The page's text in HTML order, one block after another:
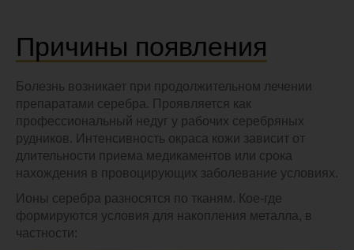
Причины появления
Болезнь возникает при продолжительном лечении
препаратами серебра. Проявляется как
профессиональный недуг у рабочих серебряных
рудников. Интенсивность окраса кожи зависит от
длительности приема медикаментов или срока
нахождения в провоцирующих заболевание условиях.
Ионы серебра разносятся по тканям. Кое-где
формируются условия для накопления металла, в
частности: